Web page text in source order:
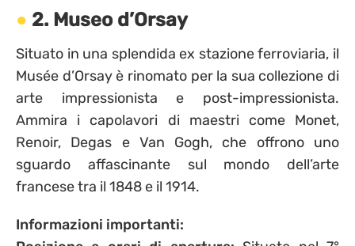
2. Museo d’Orsay
Situato in una splendida ex stazione ferroviaria, il
Musée d’Orsay è rinomato per la sua collezione di
arte impressionista e post-impressionista.
Ammira i capolavori di maestri come Monet,
Renoir, Degas e Van Gogh, che offrono uno
sguardo affascinante sul mondo dell’arte
francese tra il 1848 e il 1914.
Informazioni importanti: